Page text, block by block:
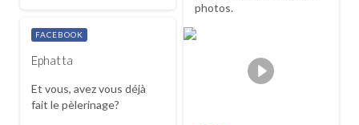
photos.
Ephatta
Et vous, avez vous déjà
fait le pèlerinage?
FACEBOOK